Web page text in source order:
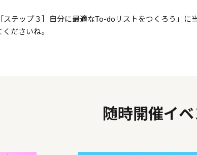
テップ３］自分に最適なTo-doリストをつくろう」に
ださいね。
随時開催イ